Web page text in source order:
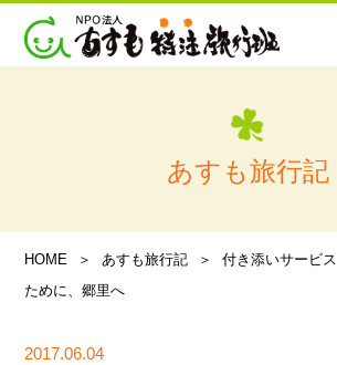
付・支援のお願い
くある質問
習会・イベント情報
あすも旅行記
HOME あすも旅行記 付き添いサービス
ために、郷里へ
2017.06.04